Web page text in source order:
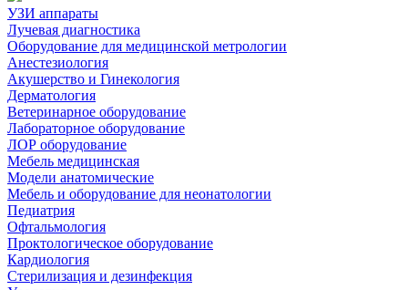
УЗИ аппараты
Лучевая диагностика
Оборудование для медицинской метрологии
Анестезиология
Акушерство и Гинекология
Дерматология
Ветеринарное оборудование
Лабораторное оборудование
ЛОР оборудование
Мебель медицинская
Модели анатомические
Мебель и оборудование для неонатологии
Педиатрия
Офтальмология
Проктологическое оборудование
Кардиология
Стерилизация и дезинфекция